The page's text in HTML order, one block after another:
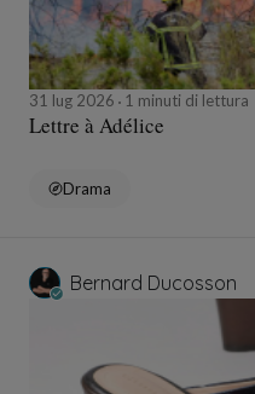
31 lug 2026 1 minuti di lettura
Lettre à Adélice
Drama
Bernard Ducosson